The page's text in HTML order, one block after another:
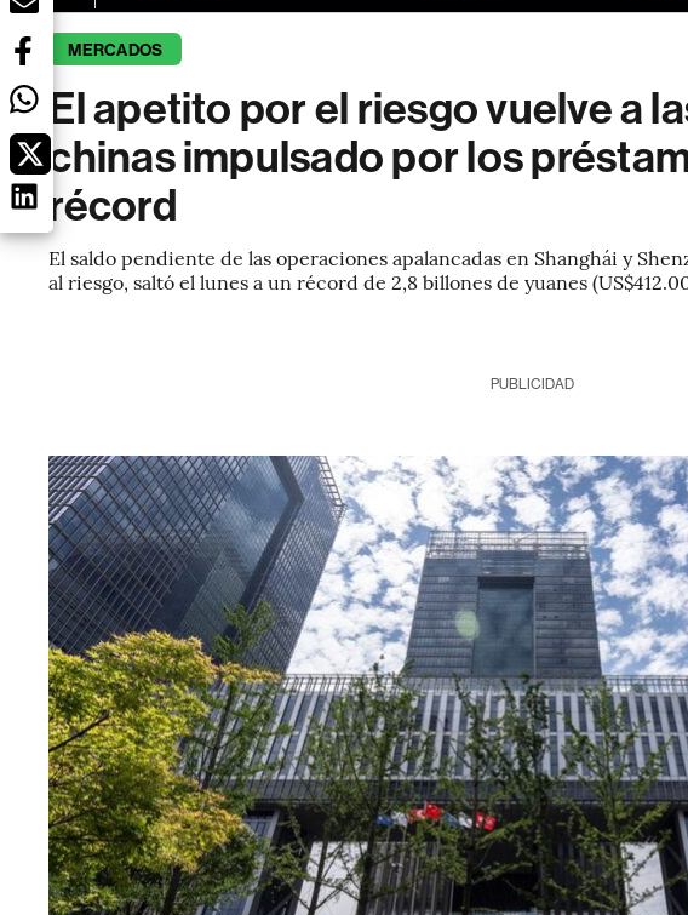
MERCADOS
El apetito por el riesgo vuelve a
chinas impulsado por los
récord
El saldo pendiente de las operaciones apalancadas en Shanghái y
al riesgo, saltó el lunes a un récord de 2,8 billones de yuanes
PUBLICIDAD